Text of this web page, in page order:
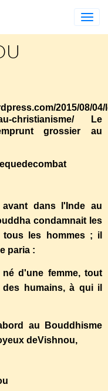
2015/08/04/
au-christianisme/ Le
grossier au
dans l'Inde au
condamnait les
tous les hommes ; il
paria :
d'une femme, tout
humains, à qui il
au Bouddhisme
deVishnou,